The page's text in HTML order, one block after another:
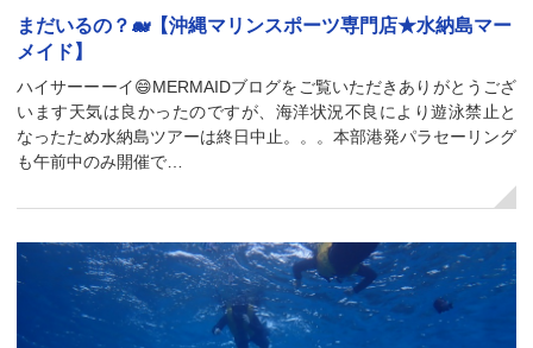
まだいるの？🐋【沖縄マリンスポーツ専門店★水納島マー
メイド】
ハイサーーーイ😄MERMAIDブログをご覧いただきありがとうござ
います天気は良かったのですが、海洋状況不良により遊泳禁止と
なったため水納島ツアーは終日中止。。。本部港発パラセーリング
も午前中のみ開催で…